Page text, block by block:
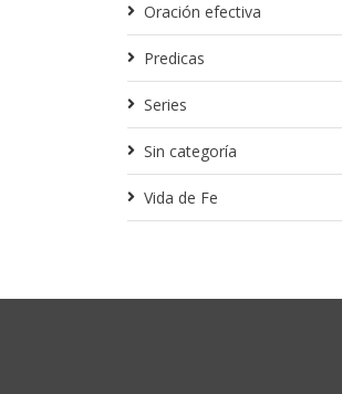
Oración efectiva
Predicas
Series
Sin categoría
Vida de Fe